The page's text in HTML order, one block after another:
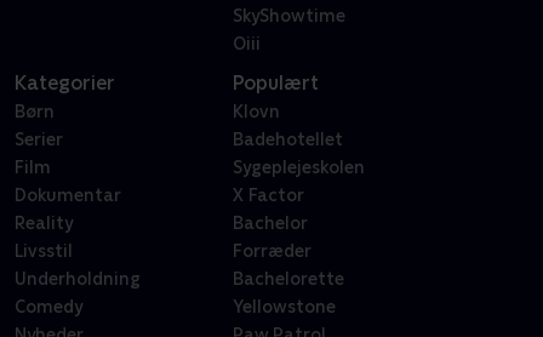
SkyShowtime
Oiii
Kategorier
Børn
Serier
Film
Dokumentar
Reality
Livsstil
Underholdning
Comedy
Populært
Klovn
Badehotellet
Sygeplejeskolen
X Factor
Bachelor
Forræder
Bachelorette
Yellowstone